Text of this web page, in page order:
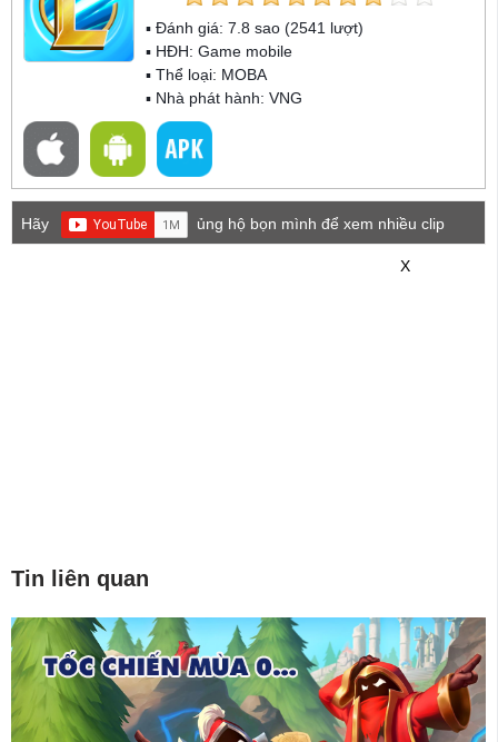
▪ Đánh giá: 7.8 sao (2541 lượt)
▪ HĐH: Game mobile
▪ Thể loại: MOBA
▪ Nhà phát hành: VNG
Hãy
ủng hộ bọn mình để xem nhiều clip
X
Tin liên quan